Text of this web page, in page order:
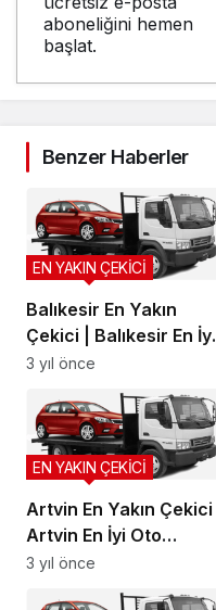
aboneliğini hemen
başlat.
Benzer Haberler
Balıkesir En Yakın
Çekici | Balıkesir En İyi
Oto Kurtarma, Balıkesir
EN YAKIN ÇEKİCİ
3 yıl önce
Artvin En Yakın Çekici |
Artvin En İyi Oto
Kurtarma, Artvin Yol
EN YAKIN ÇEKİCİ
3 yıl önce